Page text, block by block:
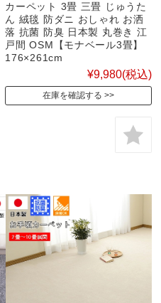
カーペット 3畳 三畳 じゅうた
ん 絨毯 防ダニ おしゃれ お洒
落 抗菌 防臭 日本製 丸巻き 江
戸間 OSM【モナベール3畳】
176×261cm
¥9,980(税込)
在庫を確認する